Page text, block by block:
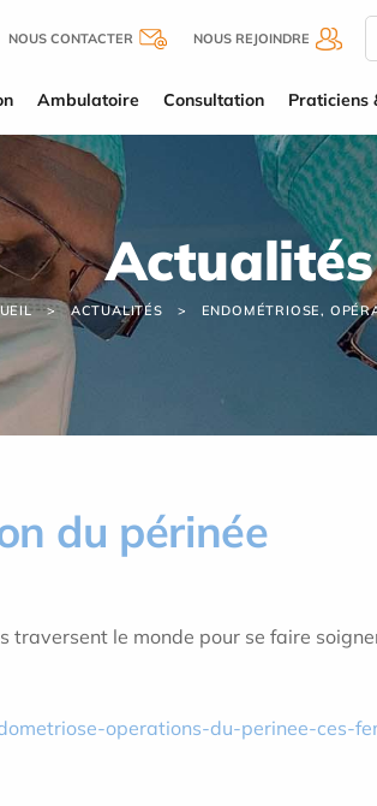
NOUS CONTACTER NOUS REJOINDRE
Ambulatoire Consultation Praticiens
Actualités
ACTUALITÉS ENDOMÉTRIOSE,
du périnée
traversent le monde pour se faire
operations-du-perinee-